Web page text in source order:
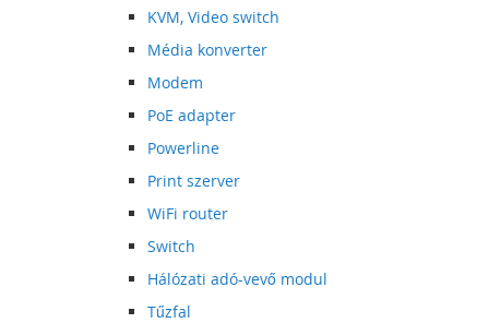
KVM, Video switch
Média konverter
Modem
PoE adapter
Powerline
Print szerver
WiFi router
Switch
Hálózati adó-vevő modul
Tűzfal